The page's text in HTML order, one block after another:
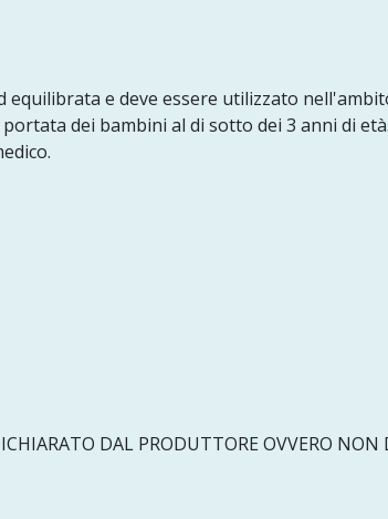
e deve essere utilizzato
dei bambini al di sotto dei 3 anni di
DAL PRODUTTORE OVVERO